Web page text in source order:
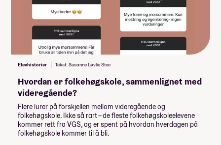
Obligatorisk: Nei
Varighet: 1 uke
Stipend fra Lånekassen
-61 952,-
Lån fra Lånekassen
-92 928,-
Les mer om priser, lån og stipend
Studiestøtten for neste år vedtas av
Stortinget i desember, ny beløp for
studiestøtte legges inn etter det.
Summen du må dekke selv
Elevhistorier Tekst: Susanne Løvlie Stee
Hvordan er folkehøgskole, sammenlignet med
videregående?
Flere lurer på forskjellen mellom videregående og
folkehøgskole. Ikke så rart – de fleste folkehøgskoleelevene
kommer rett fra VGS, og er spent på hvordan hverdagen på
folkehøgskole kommer til å bli.